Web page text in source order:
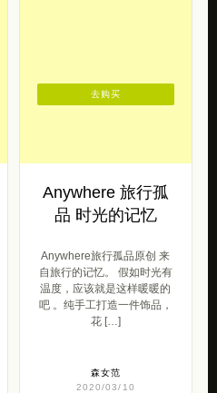
Anywhere 旅行孤
品 时光的记忆
Anywhere旅行孤品原创 来
自旅行的记忆。 假如时光有
温度，应该就是这样暖暖的
吧 。纯手工打造一件饰品，
花 […]
森女范
2020/03/10
去购买